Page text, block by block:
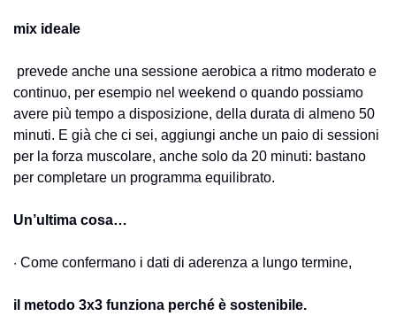
mix ideale
continuo, per esempio nel weekend o quando possiamo
avere più tempo a disposizione, della durata di almeno 50
minuti. E già che ci sei, aggiungi anche un paio di sessioni
per la forza muscolare, anche solo da 20 minuti: bastano
per completare un programma equilibrato.
Un’ultima cosa…
· Come confermano i dati di aderenza a lungo termine,
il metodo 3x3 funziona perché è sostenibile.